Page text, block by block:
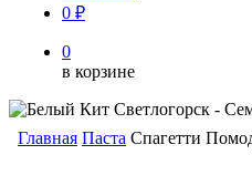
0 ₽
0
в корзине
Главная Паста Спагетти